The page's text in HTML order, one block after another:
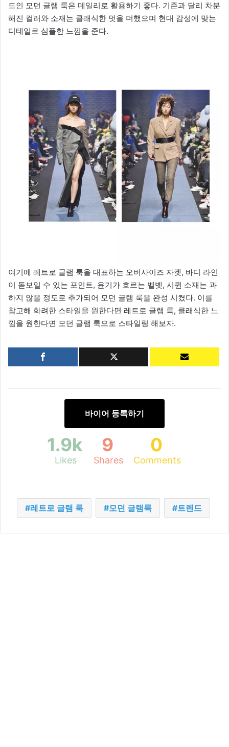
드인 모던 글램 룩은 데일리로 활용하기 좋다. 기존과 달리 차분
해진 컬러와 소재는 클래식한 멋을 더했으며 현대 감성에 맞는
디테일로 심플한 느낌을 준다.
여기에 레트로 글램 룩을 대표하는 오버사이즈 자켓, 바디 라인
이 돋보일 수 있는 포인트, 윤기가 흐르는 벨벳, 시퀸 소재는 과
하지 않을 정도로 추가되어 모던 글램 룩을 완성 시켰다. 이를
참고해 화려한 스타일을 원한다면 레트로 글램 룩, 클래식한 느
낌을 원한다면 모던 글램 룩으로 스타일링 해보자.
바이어 등록하기
1.9k
Likes
9
Shares
0
Comments
레트로 글램 룩 모던 글램룩 트렌드